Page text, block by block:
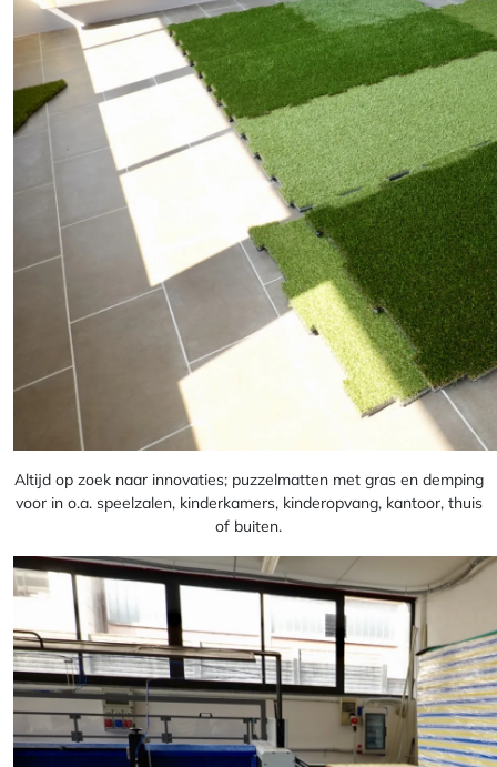
Altijd op zoek naar innovaties; puzzelmatten met gras en demping
voor in o.a. speelzalen, kinderkamers, kinderopvang, kantoor, thuis
of buiten.